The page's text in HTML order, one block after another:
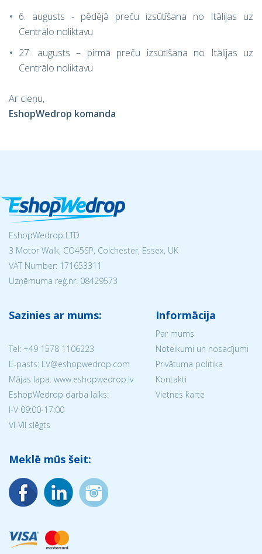
6. augusts - pēdējā preču izsūtīšana no Itālijas uz
Centrālo noliktavu
27. augusts – pirmā preču izsūtīšana no Itālijas uz
Centrālo noliktavu
Ar cieņu,
EshopWedrop komanda
EshopWedrop LTD
3 Motor Walk, CO45SP, Colchester, Essex, UK
VAT Number: 171653311
Uzņēmuma reģ.nr: 08429573
Sazinies ar mums:
Tel: +49 1578 1106223
E-pasts: LV@eshopwedrop.com
Mājas lapa: www.eshopwedrop.lv
EshopWedrop darba laiks:
I-V 09:00-17:00
VI-VII slēgts
Informācija
Par mums
Noteikumi un nosacījumi
Privātuma politika
Kontakti
Vietnes karte
Meklē mūs šeit: